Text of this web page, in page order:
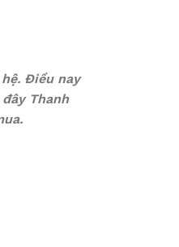
Điều nay
Thanh